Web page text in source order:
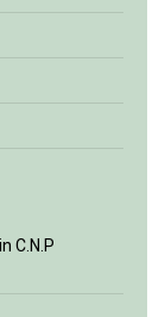
C.N.P